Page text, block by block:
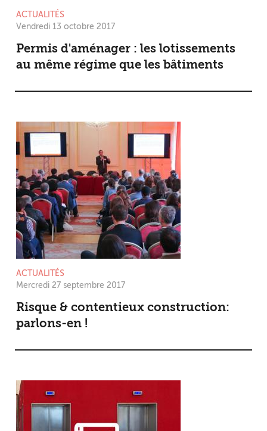
ACTUALITÉS
Vendredi 13 octobre 2017
Permis d'aménager : les lotissements
au même régime que les bâtiments
ACTUALITÉS
Mercredi 27 septembre 2017
Risque & contentieux construction:
parlons-en !